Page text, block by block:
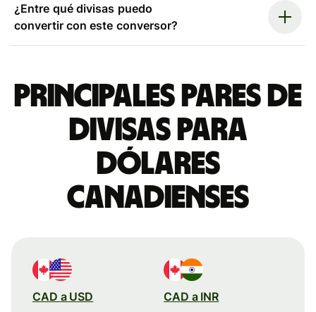
¿Entre qué divisas puedo
convertir con este conversor?
Principales pares de
divisas para
dólares
canadienses
CAD a USD CAD a INR